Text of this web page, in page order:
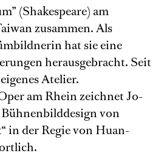
(Shakespeare) am
zusammen. Als
hat sie eine
herausgebracht. Seit
Atelier.
am Rhein zeichnet Jo-
von
in der Regie von Huan-